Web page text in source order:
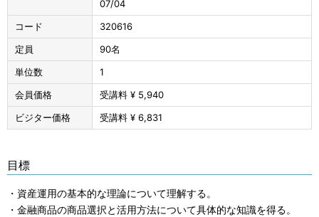
07/04
コード
320616
定員
90名
単位数
1
会員価格
受講料 ¥ 5,940
ビジター価格
受講料 ¥ 6,831
目標
・資産運用の基本的な理論について理解する。
・金融商品の商品選択と活用方法について具体的な知識を得る。